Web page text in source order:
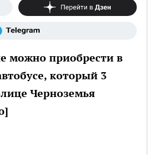
можно приобрести в
который 3
Черноземья